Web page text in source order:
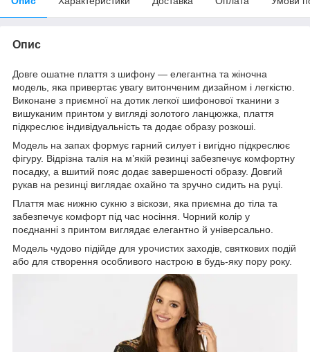
Опис
Довге ошатне плаття з шифону — елегантна та жіночна
модель, яка привертає увагу витонченим дизайном і легкістю.
Виконане з приємної на дотик легкої шифонової тканини з
вишуканим принтом у вигляді золотого ланцюжка, плаття
підкреслює індивідуальність та додає образу розкоші.
Модель на запах формує гарний силует і вигідно підкреслює
фігуру. Відрізна талія на м’якій резинці забезпечує комфортну
посадку, а вшитий пояс додає завершеності образу. Довгий
рукав на резинці виглядає охайно та зручно сидить на руці.
Плаття має нижню сукню з віскози, яка приємна до тіла та
забезпечує комфорт під час носіння. Чорний колір у
поєднанні з принтом виглядає елегантно й універсально.
Модель чудово підійде для урочистих заходів, святкових подій
або для створення особливого настрою в будь-яку пору року.